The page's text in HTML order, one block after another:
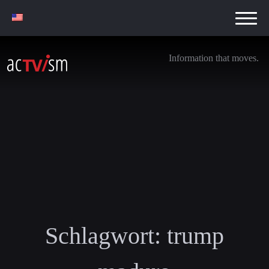
Information that moves.
Schlagwort: trump